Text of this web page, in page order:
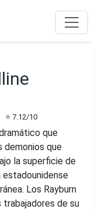
⭐ 7.12/10
que
demonios que
la superficie de
estadounidense
Los Rayburn
trabajadores de su